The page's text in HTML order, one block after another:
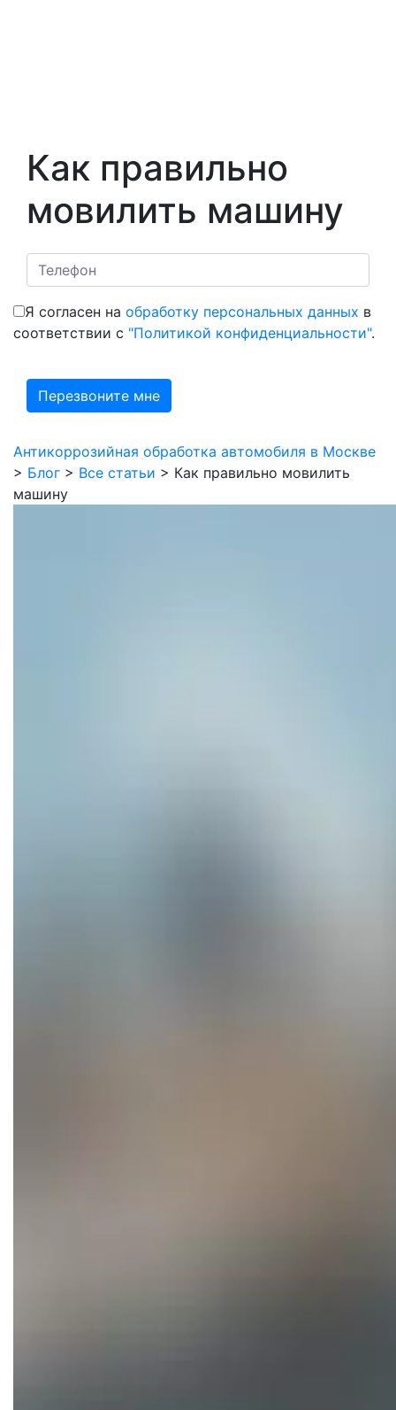
Как правильно
мовилить машину
Я согласен на обработку персональных данных в
соответствии с "Политикой конфиденциальности".
Антикоррозийная обработка автомобиля в Москве
> Блог > Все статьи > Как правильно мовилить
машину